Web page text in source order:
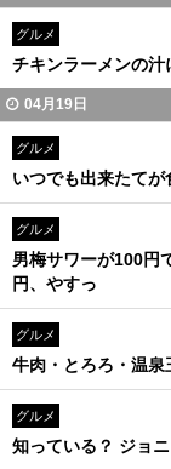
グルメ
チキンラーメンの
04月19日
グルメ
いつでも出来たて
グルメ
男梅サワーが100円
円、やすっ
グルメ
牛肉・とろろ・温
グルメ
知っている？ ジョ